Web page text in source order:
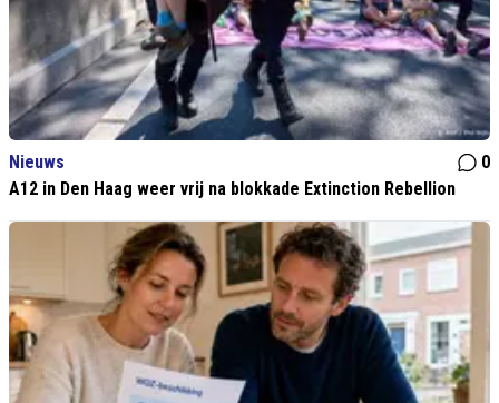
Nieuws
0
A12 in Den Haag weer vrij na blokkade Extinction Rebellion